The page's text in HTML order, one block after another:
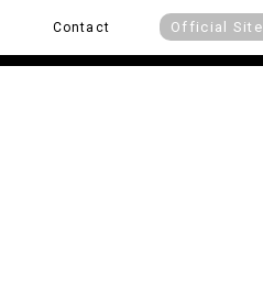
Contact Official Site